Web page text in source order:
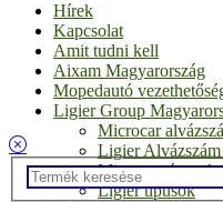
Hírek
Kapcsolat
Amit tudni kell
Aixam Magyarország
Mopedautó
Ligier Group
Microcar
Ligier Alvázszám
Microcar típusok
Ligier típusok